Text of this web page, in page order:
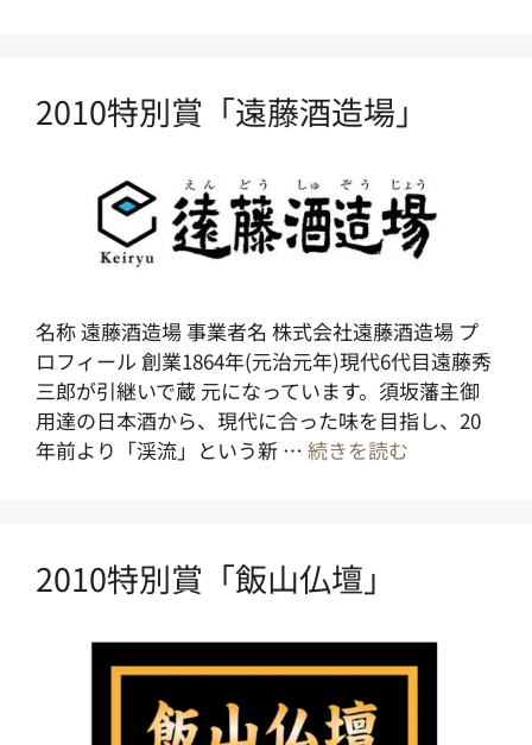
2010特別賞「遠藤酒造場」
名称 遠藤酒造場 事業者名 株式会社遠藤酒造場 プ
ロフィール 創業1864年(元治元年)現代6代目遠藤秀
三郎が引継いで蔵 元になっています。須坂藩主御
用達の日本酒から、現代に合った味を目指し、20
年前より「渓流」という新 … 続きを読む
2010特別賞「飯山仏壇」